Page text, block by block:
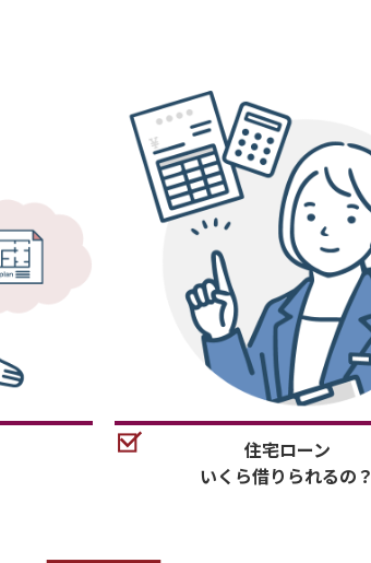
住宅ローン
いくら借りられるの？